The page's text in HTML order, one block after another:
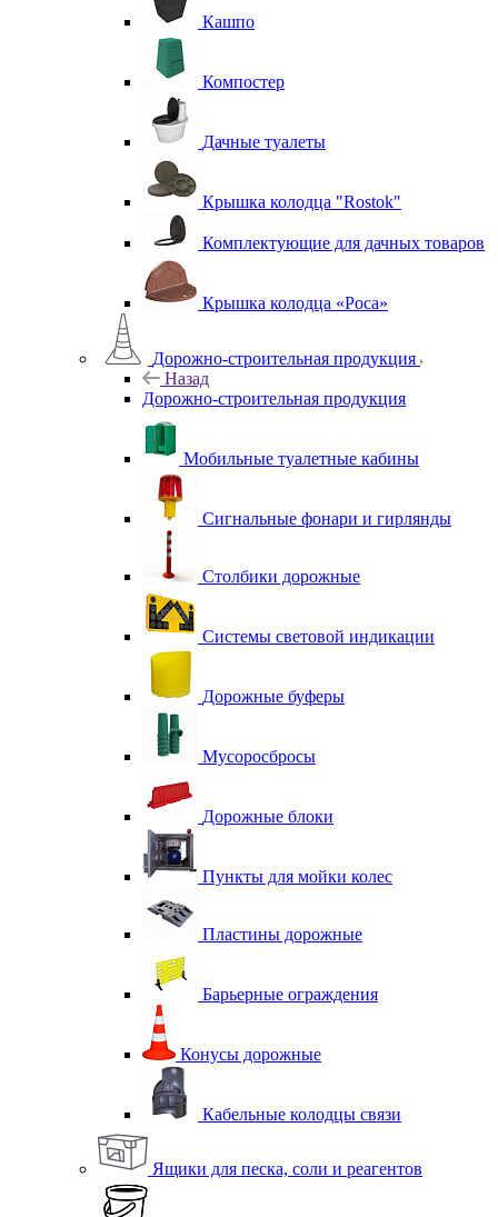
Кашпо
Компостер
Дачные туалеты
Крышка колодца "Rostok"
Комплектующие для дачных товаров
Крышка колодца «Роса»
Дорожно-строительная продукция
Назад
Дорожно-строительная продукция
Мобильные туалетные кабины
Сигнальные фонари и гирлянды
Столбики дорожные
Системы световой индикации
Дорожные буферы
Мусоросбросы
Дорожные блоки
Пункты для мойки колес
Пластины дорожные
Барьерные ограждения
Конусы дорожные
Кабельные колодцы связи
Ящики для песка, соли и реагентов